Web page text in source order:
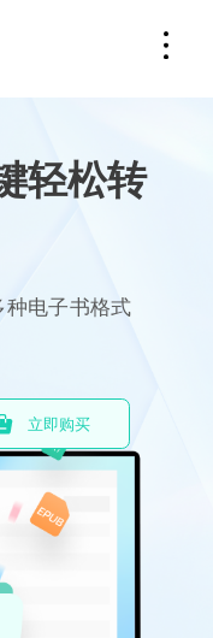
轻松转
种电子书格式
立即购买